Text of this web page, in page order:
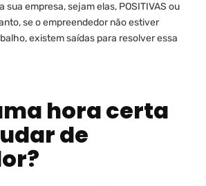
sua empresa, sejam elas, POSITIVAS ou
se o empreendedor não estiver
existem saídas para resolver essa
hora certa
de